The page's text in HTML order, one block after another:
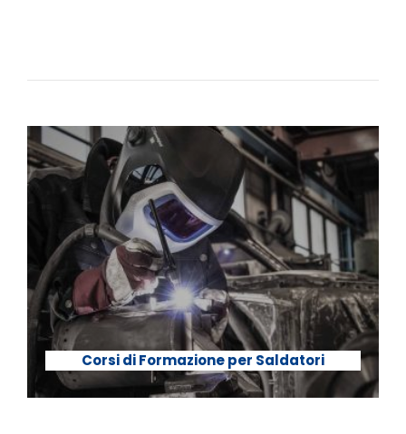
Corsi di Formazione per Saldatori